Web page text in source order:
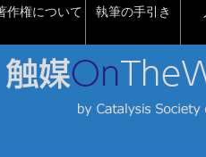
作権について 執筆の手引き